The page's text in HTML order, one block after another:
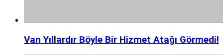
Van Yıllardır Böyle Bir Hizmet Atağı Görmedi!